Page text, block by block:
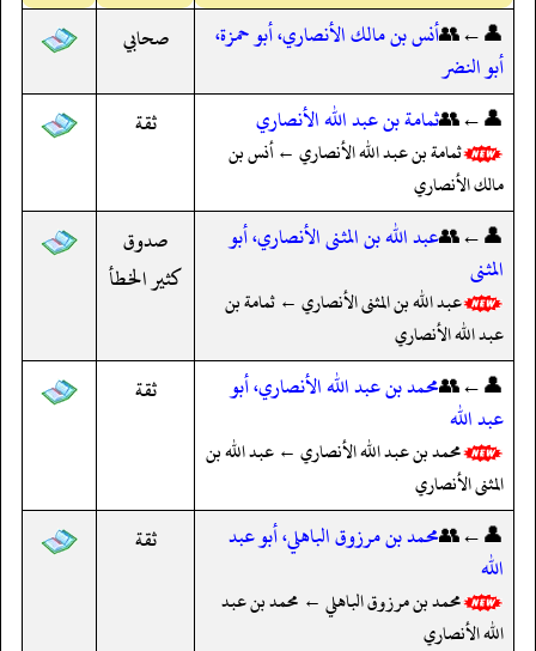
👤←👥أنس بن مالك الأنصاري، أبو حمزة،
أبو النضر
صحابي
👤←👥ثمامة بن عبد الله الأنصاري
ثمامة بن عبد الله الأنصاري ← أنس بن
مالك الأنصاري
ثقة
👤←👥عبد الله بن المثنى الأنصاري، أبو
المثنى
عبد الله بن المثنى الأنصاري ← ثمامة بن
عبد الله الأنصاري
صدوق
كثير الخطأ
👤←👥محمد بن عبد الله الأنصاري، أبو
عبد الله
محمد بن عبد الله الأنصاري ← عبد الله بن
المثنى الأنصاري
ثقة
👤←👥محمد بن مرزوق الباهلي، أبو عبد
الله
محمد بن مرزوق الباهلي ← محمد بن عبد
الله الأنصاري
ثقة